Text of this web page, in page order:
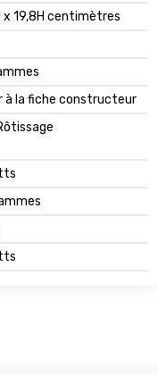
x 19,8H centimètres
à la fiche constructeur